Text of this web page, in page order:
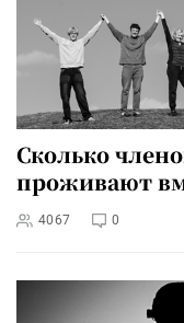
Сколько
проживают
4067 0